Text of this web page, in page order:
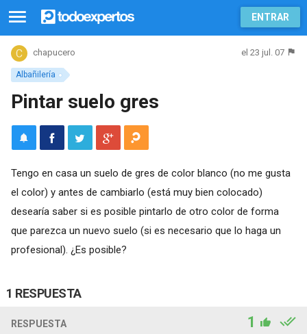
ENTRAR
Albañilería
chapucero el 23 jul. 07
Pintar suelo gres
Tengo en casa un suelo de gres de color blanco (no me gusta
el color) y antes de cambiarlo (está muy bien colocado)
desearía saber si es posible pintarlo de otro color de forma
que parezca un nuevo suelo (si es necesario que lo haga un
profesional). ¿Es posible?
1 RESPUESTA
RESPUESTA 1